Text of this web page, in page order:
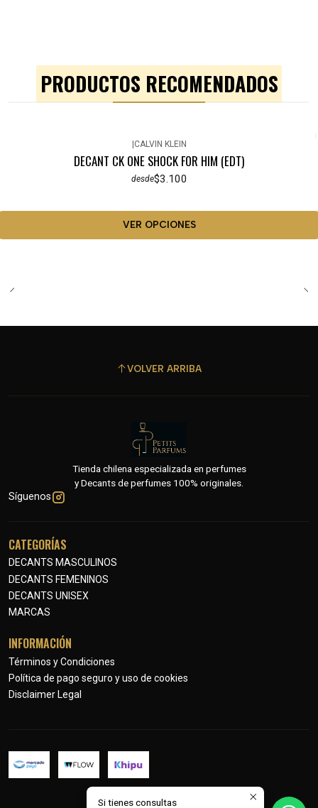
PRODUCTOS RECOMENDADOS
CALVIN KLEIN
DECANT CK ONE SHOCK FOR HIM (EDT)
desde$3.100
VER OPCIONES
VOLVER ARRIBA
Tienda chilena especializada en perfumes
y Decants de perfumes 100% originales.
Síguenos
CATEGORÍAS
DECANTS MASCULINOS
DECANTS FEMENINOS
DECANTS UNISEX
MARCAS
INFORMACIÓN
Términos y Condiciones
Política de pago seguro y uso de cookies
Disclaimer Legal
Si tienes consultas